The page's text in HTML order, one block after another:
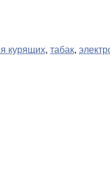
курящих, табак,